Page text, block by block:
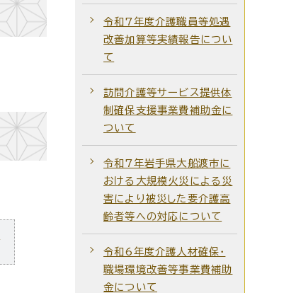
令和7年度介護職員等処遇
改善加算等実績報告につい
て
訪問介護等サービス提供体
制確保支援事業費補助金に
ついて
令和7年岩手県大船渡市に
おける大規模火災による災
害により被災した要介護高
齢者等への対応について
令和6年度介護人材確保・
職場環境改善等事業費補助
金について